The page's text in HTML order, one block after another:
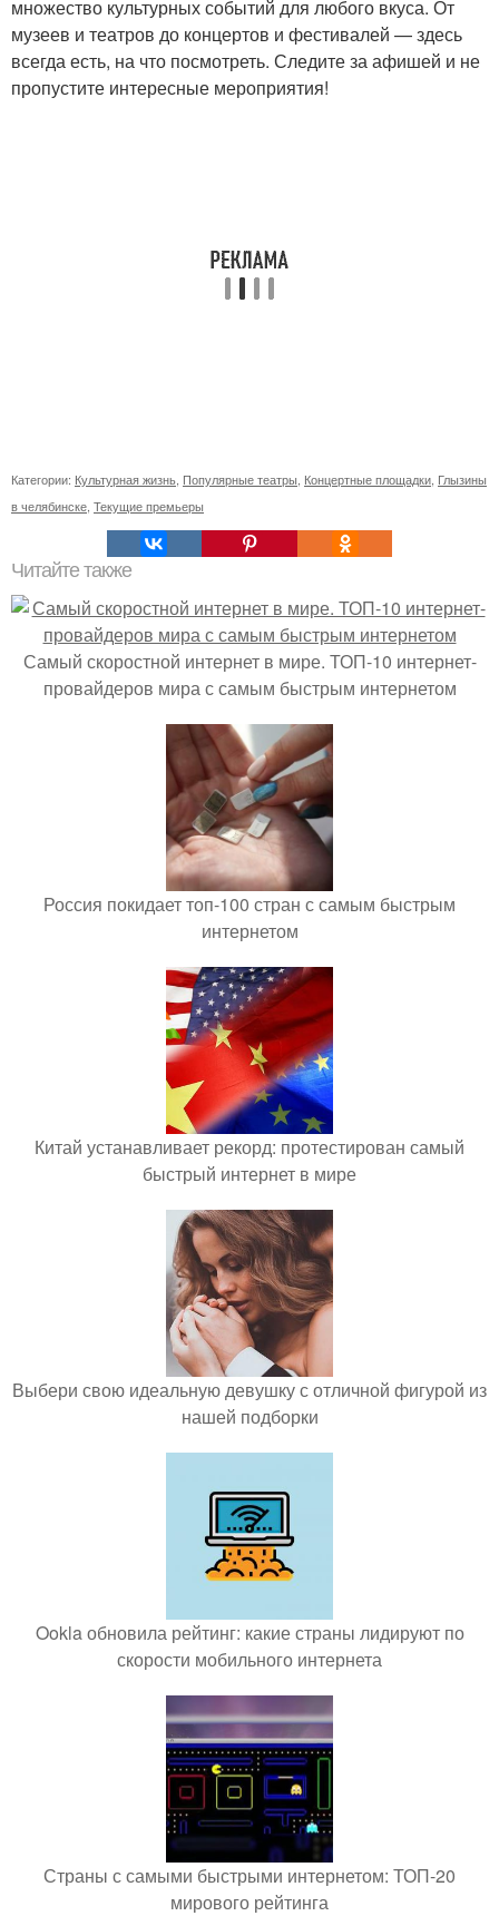
множество культурных событий для любого вкуса. От
музеев и театров до концертов и фестивалей — здесь
всегда есть, на что посмотреть. Следите за афишей и не
пропустите интересные мероприятия!
Категории: Культурная жизнь Популярные театры Концертные площадки Глызины
в челябинске Текущие премьеры
Читайте также
Самый скоростной интернет в мире. ТОП-10 интернет-
провайдеров мира с самым быстрым интернетом
Россия покидает топ-100 стран с самым быстрым
интернетом
Китай устанавливает рекорд: протестирован самый
быстрый интернет в мире
Выбери свою идеальную девушку с отличной фигурой из
нашей подборки
Ookla обновила рейтинг: какие страны лидируют по
скорости мобильного интернета
Страны с самыми быстрыми интернетом: ТОП-20
мирового рейтинга